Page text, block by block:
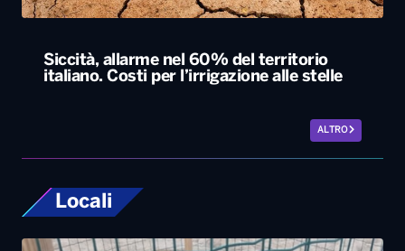
Siccità, allarme nel 60% del territorio
italiano. Costi per l’irrigazione alle stelle
ALTRO
Locali